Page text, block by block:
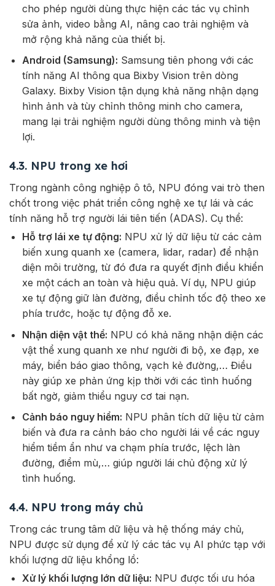
cho phép người dùng thực hiện các tác vụ chỉnh
sửa ảnh, video bằng AI, nâng cao trải nghiệm và
mở rộng khả năng của thiết bị.
Android (Samsung): Samsung tiên phong với các
tính năng AI thông qua Bixby Vision trên dòng
Galaxy. Bixby Vision tận dụng khả năng nhận dạng
hình ảnh và tùy chỉnh thông minh cho camera,
mang lại trải nghiệm người dùng thông minh và tiện
lợi.
4.3. NPU trong xe hơi
Trong ngành công nghiệp ô tô, NPU đóng vai trò then
chốt trong việc phát triển công nghệ xe tự lái và các
tính năng hỗ trợ người lái tiên tiến (ADAS). Cụ thể:
Hỗ trợ lái xe tự động: NPU xử lý dữ liệu từ các cảm
biến xung quanh xe (camera, lidar, radar) để nhận
diện môi trường, từ đó đưa ra quyết định điều khiển
xe một cách an toàn và hiệu quả. Ví dụ, NPU giúp
xe tự động giữ làn đường, điều chỉnh tốc độ theo xe
phía trước, hoặc tự động đỗ xe.
Nhận diện vật thể: NPU có khả năng nhận diện các
vật thể xung quanh xe như người đi bộ, xe đạp, xe
máy, biển báo giao thông, vạch kẻ đường,… Điều
này giúp xe phản ứng kịp thời với các tình huống
bất ngờ, giảm thiểu nguy cơ tai nạn.
Cảnh báo nguy hiểm: NPU phân tích dữ liệu từ cảm
biến và đưa ra cảnh báo cho người lái về các nguy
hiểm tiềm ẩn như va chạm phía trước, lệch làn
đường, điểm mù,… giúp người lái chủ động xử lý
tình huống.
4.4. NPU trong máy chủ
Trong các trung tâm dữ liệu và hệ thống máy chủ,
NPU được sử dụng để xử lý các tác vụ AI phức tạp với
khối lượng dữ liệu khổng lồ:
Xử lý khối lượng lớn dữ liệu: NPU được tối ưu hóa